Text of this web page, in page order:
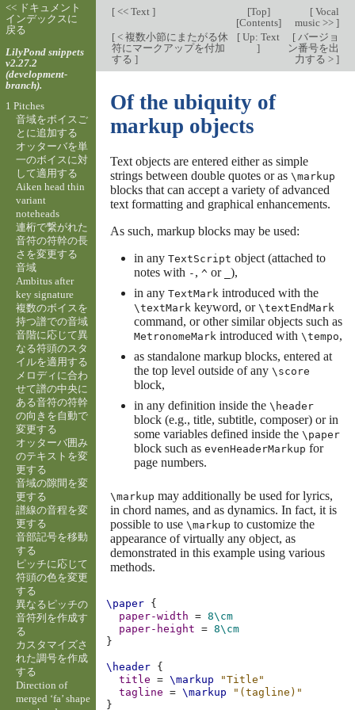
[<< Text ] [Top]
[Contents]
[Vocal
music >> ]
[< 複数小節にまたがる休
符にマークアップを付加
する ]
[ Up: Text
]
[バージョ
ン番号を出
力する > ]
Of the ubiquity of
markup objects
Text objects are entered either as simple
strings between double quotes or as \markup
blocks that can accept a variety of advanced
text formatting and graphical enhancements.
As such, markup blocks may be used:
in any TextScript object (attached to
notes with - , ^ or
),
in any TextMark introduced with the
\textMark keyword, or \textEndMark
command, or other similar objects such as
MetronomeMark introduced with \tempo,
as standalone markup blocks, entered at
the top level outside of any \score
block,
in any definition inside the \header
block (e.g., title, subtitle, composer) or in
some variables defined inside the \paper
block such as evenHeaderMarkup for
page numbers.
\markup may additionally be used for lyrics,
in chord names, and as dynamics. In fact, it is
possible to use \markup to customize the
appearance of virtually any object, as
demonstrated in this example using various
methods.
\paper {
paper-width
= 8\cm
paper-height
= 8\cm
}
\header {
title
= \markup
"Title"
tagline
= \markup
"(tagline)"
}
<< ドキュメント
インデックスに
戻る
LilyPond snippets
v2.27.2
(development-
branch).
1 Pitches
音域をボイスご
とに追加する
オッターバを単
一のボイスに対
して適用する
Aiken head thin
variant
noteheads
連桁で繋がれた
音符の符幹の長
さを変更する
音域
Ambitus after
key signature
複数のボイスを
持つ譜での音域
音階に応じて異
なる符頭のスタ
イルを適用する
メロディに合わ
せて譜の中央に
ある音符の符幹
の向きを自動で
変更する
オッターバ囲み
のテキストを変
更する
音域の隙間を変
更する
譜線の音程を変
更する
音部記号を移動
する
ピッチに応じて
符頭の色を変更
する
異なるピッチの
音符列を作成す
る
カスタマイズさ
れた調号を作成
する
Direction of
merged ‘fa’ shape